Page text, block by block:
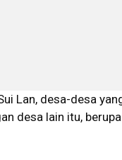
Lan, desa-desa
desa lain itu,